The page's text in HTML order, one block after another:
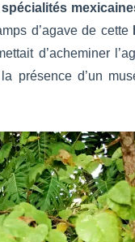
spécialités
d’agave de cette
d’acheminer
présence d’un